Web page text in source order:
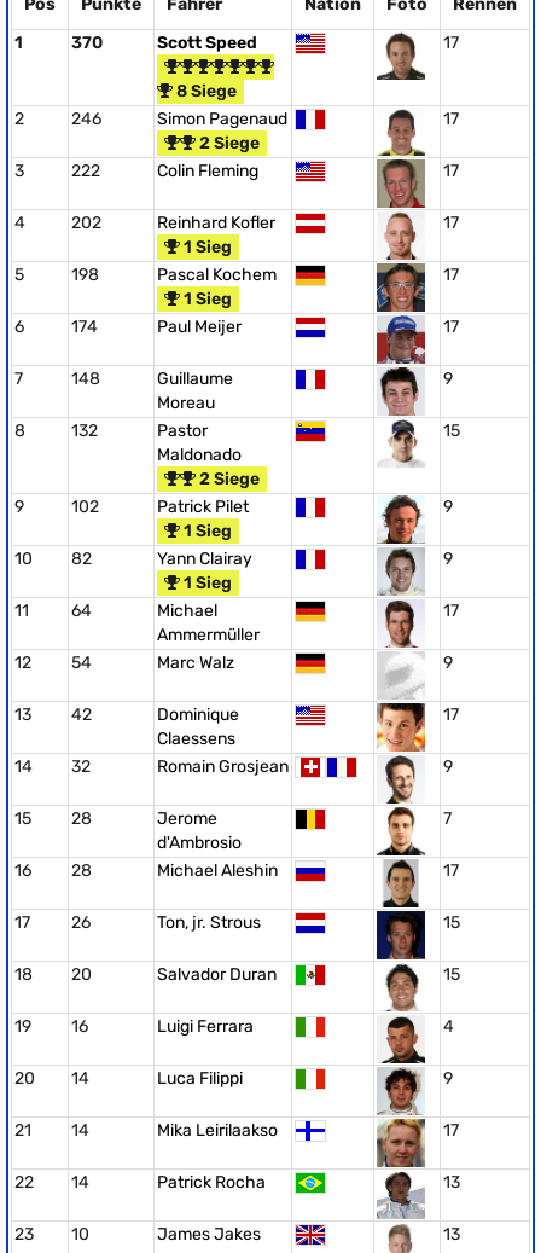
Pos Punkte Fahrer Nation Foto
Rennen
1
370 Scott Speed
8 Siege
17
2 246
Simon Pagenaud
2 Siege
17
3 222 Colin Fleming 17
4 202
Reinhard Kofler
1 Sieg
17
5 198
Pascal Kochem
1 Sieg
17
6 174 Paul Meijer 17
7 148
Guillaume
Moreau
9
8 132
Pastor
Maldonado
2 Siege
15
9 102
Patrick Pilet
1 Sieg
9
10 82
Yann Clairay
1 Sieg
9
11 64
Michael
Ammermüller
17
12 54 Marc Walz 9
13 42
Dominique
Claessens
17
14 32 Romain Grosjean 9
15 28
Jerome
d'Ambrosio
7
16 28 Michael Aleshin 17
17 26 Ton, jr. Strous 15
18 20 Salvador Duran 15
19 16 Luigi Ferrara 4
20 14 Luca Filippi 9
21 14 Mika Leirilaakso 17
22 14 Patrick Rocha 13
23 10 James Jakes 13